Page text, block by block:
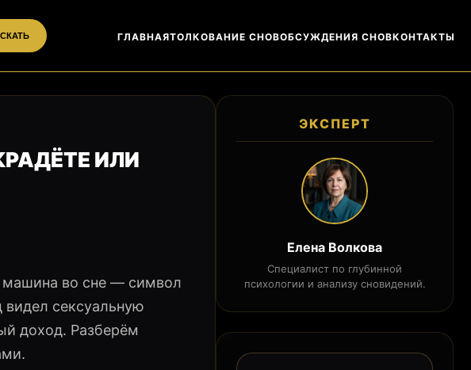
ГЛАВНАЯТОЛКОВАНИЕ СНОВОБСУЖДЕНИЯ СНОВКОНТАКТЫ
ИЛИ
машина во сне — символ
видел сексуальную
доход. Разберём
ЭКСПЕРТ
Елена Волкова
Специалист по глубинной
психологии и анализу сновидений.